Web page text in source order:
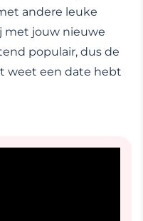
andere leuke
met jouw nieuwe
populair, dus de
weet een date hebt